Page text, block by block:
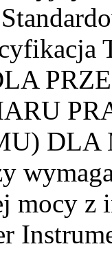
DLA
mocy